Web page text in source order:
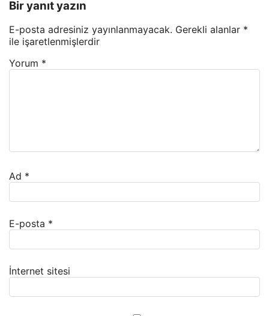
Bir yanıt yazın
E-posta adresiniz yayınlanmayacak. Gerekli alanlar *
ile işaretlenmişlerdir
Yorum *
Ad *
E-posta *
İnternet sitesi